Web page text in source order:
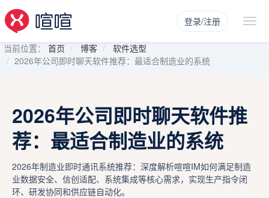
登录/注册
当前位置： 首页 博客
软件选型
2026年公司即时聊天软件推荐：最适合制造业的系统
2026年公司即时聊天软件推
荐：最适合制造业的系统
2026年制造业即时通讯系统推荐：深度解析喧喧IM如何满足制造
业数据安全、信创适配、系统集成等核心需求，实现生产指令闭
环、研发协同和供应链自动化。